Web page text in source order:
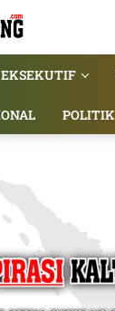
EKSEKUTIF
POLITIK